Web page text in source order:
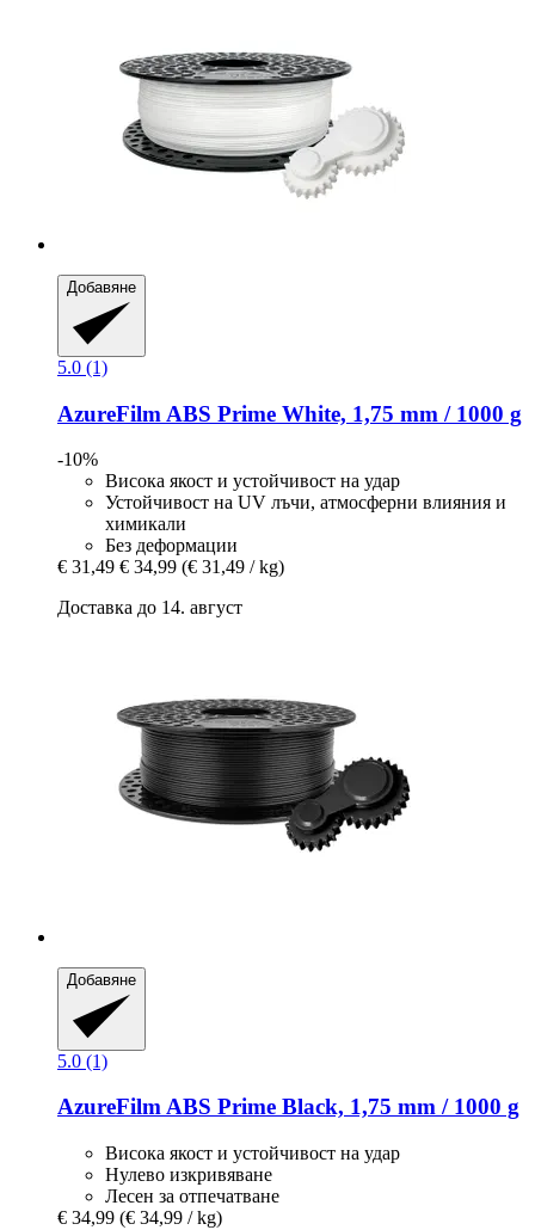
Добавяне
5.0 (1)
AzureFilm ABS Prime White, 1,75 mm / 1000 g
-10%
Висока якост и устойчивост на удар
Устойчивост на UV лъчи, атмосферни влияния и
химикали
Без деформации
€ 31,49 € 34,99 (€ 31,49 / kg)
Доставка до 14. август
Добавяне
5.0 (1)
AzureFilmABS Prime Black, 1,75 mm / 1000 g
Висока якост и устойчивост на удар
Нулево изкривяване
Лесен за отпечатване
€ 34,99 (€ 34,99 / kg)